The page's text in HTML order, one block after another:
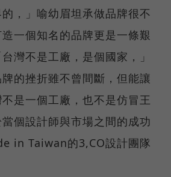
，」喻幼眉坦承做品牌很不
一個知名的品牌更是一條艱
灣不是工廠，是個國家，」
的挫折雖不曾間斷，但能讓
是一個工廠，也不是仿冒王
個設計師與市場之間的成功
in Taiwan的3,CO設計團隊